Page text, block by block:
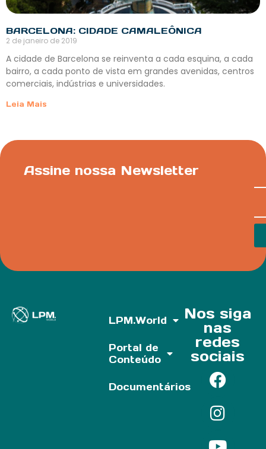
BARCELONA: CIDADE CAMALEÔNICA
2 de janeiro de 2019
A cidade de Barcelona se reinventa a cada esquina, a cada
bairro, a cada ponto de vista em grandes avenidas, centros
comerciais, indústrias e universidades.
Leia Mais
Assine nossa Newsletter
LPM.World
Portal de
Conteúdo
Documentários
Nos siga
nas
redes
sociais